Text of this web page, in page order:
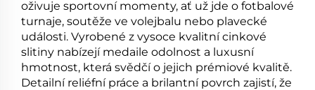
oživuje sportovní momenty, ať už jde o fotbalové
turnaje, soutěže ve volejbalu nebo plavecké
události. Vyrobené z vysoce kvalitní cinkové
slitiny nabízejí medaile odolnost a luxusní
hmotnost, která svědčí o jejich prémiové kvalitě.
Detailní reliéfní práce a brilantní povrch zajistí, že